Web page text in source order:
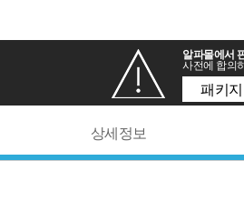
알파몰에서
사전에 합의
패키
상세정보